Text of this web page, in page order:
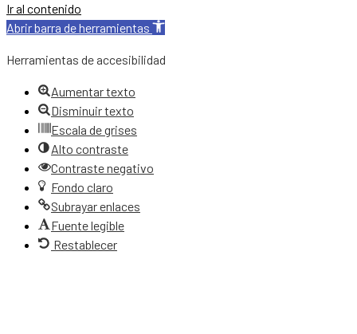
Ir al contenido
Abrir barra de herramientas
Herramientas de accesibilidad
Aumentar texto
Disminuir texto
Escala de grises
Alto contraste
Contraste negativo
Fondo claro
Subrayar enlaces
Fuente legible
Restablecer